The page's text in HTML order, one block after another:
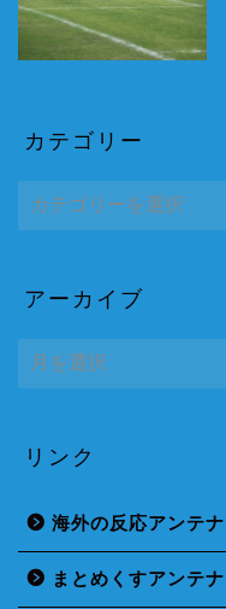
カテゴリー
アーカイブ
ー
ブリンク
海外の反応アンテナ
まとめくすアンテナ